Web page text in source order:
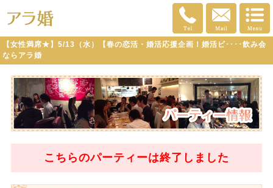
【女性満席★】5/13（水）【春の恋活・婚活応援企画！婚活ビ････飲み会
ならアラ婚
こちらのパーティーは終了 しました